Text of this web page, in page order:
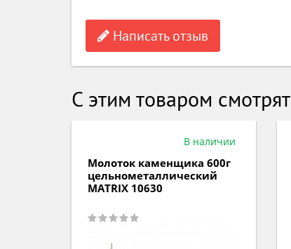
Написать отзыв
С этим товаром смотрят
В наличии
Молоток каменщика 600г
цельнометаллический
MATRIX 10630